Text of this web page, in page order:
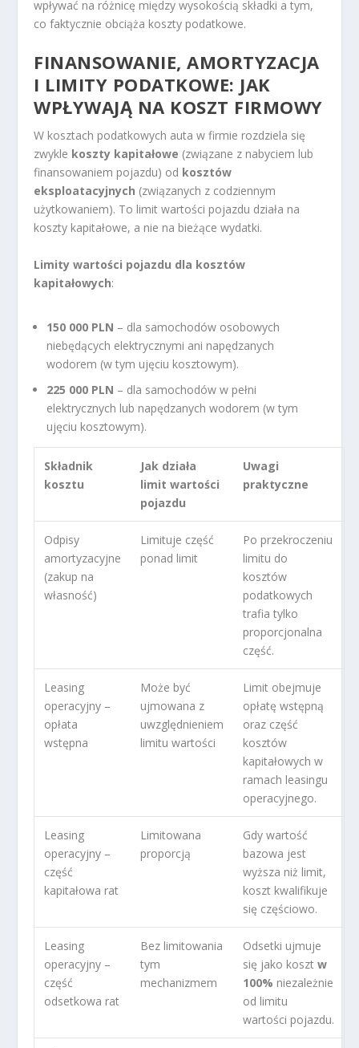
wpływać na różnicę między wysokością składki a tym,
co faktycznie obciąża koszty podatkowe.
FINANSOWANIE, AMORTYZACJA
I LIMITY PODATKOWE: JAK
WPŁYWAJĄ NA KOSZT FIRMOWY
W kosztach podatkowych auta w firmie rozdziela się
zwykle koszty kapitałowe (związane z nabyciem lub
finansowaniem pojazdu) od kosztów
eksploatacyjnych (związanych z codziennym
użytkowaniem). To limit wartości pojazdu działa na
koszty kapitałowe, a nie na bieżące wydatki.
Limity wartości pojazdu dla kosztów
kapitałowych:
150 000 PLN – dla samochodów osobowych
niebędących elektrycznymi ani napędzanych
wodorem (w tym ujęciu kosztowym).
225 000 PLN – dla samochodów w pełni
elektrycznych lub napędzanych wodorem (w tym
ujęciu kosztowym).
Składnik
kosztu
Jak działa
limit wartości
pojazdu
Uwagi
praktyczne
Odpisy
amortyzacyjne
(zakup na
własność)
Limituje część
ponad limit
Po przekroczeniu
limitu do
kosztów
podatkowych
trafia tylko
proporcjonalna
część.
Leasing
operacyjny –
opłata
wstępna
Może być
ujmowana z
uwzględnieniem
limitu wartości
Limit obejmuje
opłatę wstępną
oraz część
kosztów
kapitałowych w
ramach leasingu
operacyjnego.
Leasing
operacyjny –
część
kapitałowa rat
Limitowana
proporcją
Gdy wartość
bazowa jest
wyższa niż limit,
koszt kwalifikuje
się częściowo.
Leasing
operacyjny –
część
odsetkowa rat
Bez limitowania
tym
mechanizmem
Odsetki ujmuje
się jako kosztw
100% niezależnie
od limitu
wartości pojazdu.